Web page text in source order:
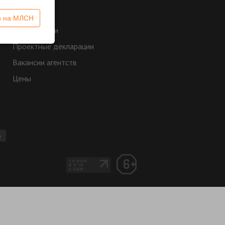
на МЛСН
Агентства
Застройщики
Проектные декларации
Вакансии агентств
Цены